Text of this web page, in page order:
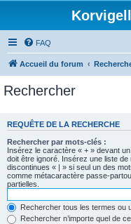
FAQ
Accueil du forum
Rechercher
REQUÊTE DE LA RECHERCHE
Rechercher par mots-clés :
Insérez le caractère « + » devant
doit être ignoré. Insérez une liste
discontinues « | » si seul un des
comme métacaractère passe-
partielles.
Rechercher tous les termes ou
Rechercher n’importe quel de